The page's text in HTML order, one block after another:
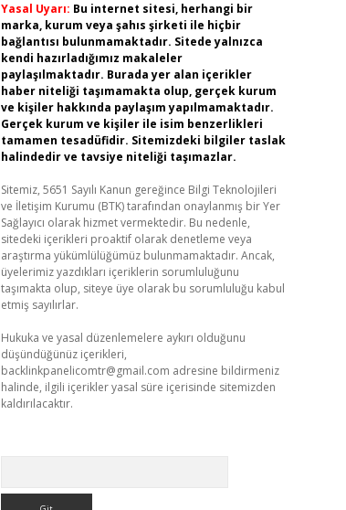
Yasal Uyarı: Bu internet sitesi, herhangi bir
marka, kurum veya şahıs şirketi ile hiçbir
bağlantısı bulunmamaktadır. Sitede yalnızca
kendi hazırladığımız makaleler
paylaşılmaktadır. Burada yer alan içerikler
haber niteliği taşımamakta olup, gerçek kurum
ve kişiler hakkında paylaşım yapılmamaktadır.
Gerçek kurum ve kişiler ile isim benzerlikleri
tamamen tesadüfidir. Sitemizdeki bilgiler taslak
halindedir ve tavsiye niteliği taşımazlar.
Sitemiz, 5651 Sayılı Kanun gereğince Bilgi Teknolojileri
ve İletişim Kurumu (BTK) tarafından onaylanmış bir Yer
Sağlayıcı olarak hizmet vermektedir. Bu nedenle,
sitedeki içerikleri proaktif olarak denetleme veya
araştırma yükümlülüğümüz bulunmamaktadır. Ancak,
üyelerimiz yazdıkları içeriklerin sorumluluğunu
taşımakta olup, siteye üye olarak bu sorumluluğu kabul
etmiş sayılırlar.
Hukuka ve yasal düzenlemelere aykırı olduğunu
düşündüğünüz içerikleri,
backlinkpanelicomtr@gmail.com adresine bildirmeniz
halinde, ilgili içerikler yasal süre içerisinde sitemizden
kaldırılacaktır.